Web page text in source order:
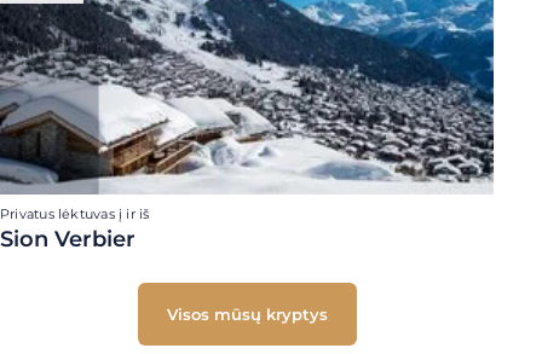
Privatus lėktuvas į ir iš
Sion Verbier
Visos mūsų kryptys